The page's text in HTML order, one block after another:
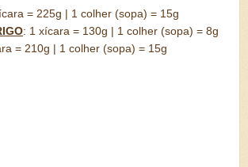
= 225g | 1 colher (sopa) = 15g
: 1 xícara = 130g | 1 colher (sopa) = 8g
= 210g | 1 colher (sopa) = 15g